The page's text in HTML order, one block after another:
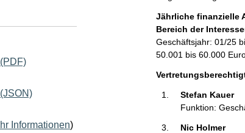
Informationen)
h
a
l
t
Jährliche finanzielle
Bereich der
Geschäftsjahr: 01/25
50.001 bis 60.000
Stefan Kauer
Funktion:
Nic Holmer